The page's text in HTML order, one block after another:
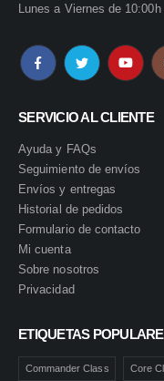
Lunes a Viernes de
SERVICIO AL CLIENTE
Ayuda y FAQs
Seguimiento de envíos
Envíos y entregas
Historial de pedidos
Formulario de contacto
Mi cuenta
Sobre nosotros
Privacidad
ETIQUETAS
Commander Class Core